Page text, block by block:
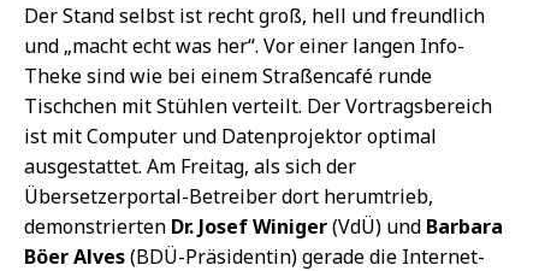
Der Stand selbst ist recht groß, hell und freundlich
und „macht echt was her“. Vor einer langen Info-
Theke sind wie bei einem Straßencafé runde
Tischchen mit Stühlen verteilt. Der Vortragsbereich
ist mit Computer und Datenprojektor optimal
ausgestattet. Am Freitag, als sich der
Übersetzerportal-Betreiber dort herumtrieb,
demonstrierten Dr. Josef Winiger(VdÜ) und Barbara
Böer Alves(BDÜ-Präsidentin) gerade die Internet-